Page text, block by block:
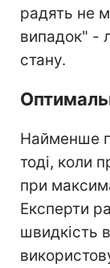
радять не
випадок" -
стану.
Найменше
тоді, коли
при
Експерти
швидкість